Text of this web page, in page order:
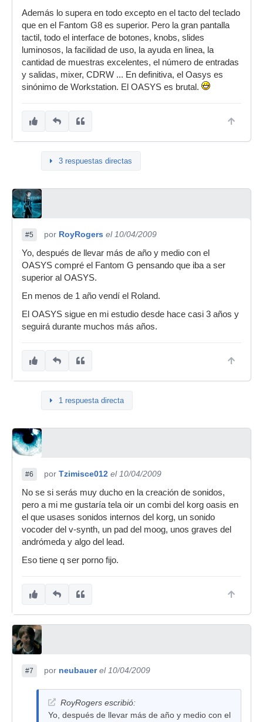
Además lo supera en todo excepto en el tacto del teclado
que en el Fantom G8 es superior. Pero la gran pantalla
tactil, todo el interface de botones, knobs, slides
luminosos, la facilidad de uso, la ayuda en linea, la
cantidad de muestras excelentes, el número de entradas
y salidas, mixer, CDRW ... En definitiva, el Oasys es
sinónimo de Workstation. El OASYS es brutal.
3 respuestas directas
#5 por RoyRogers el 10/04/2009
Yo, después de llevar más de año y medio con el
OASYS compré el Fantom G pensando que iba a ser
superior al OASYS.
En menos de 1 año vendí el Roland.
El OASYS sigue en mi estudio desde hace casi 3 años y
seguirá durante muchos más años.
1 respuesta directa
#6 por Tzimisce012 el 10/04/2009
No se si serás muy ducho en la creación de sonidos,
pero a mi me gustaría tela oir un combi del korg oasis en
el que usases sonidos internos del korg, un sonido
vocoder del v-synth, un pad del moog, unos graves del
andrómeda y algo del lead.
Eso tiene q ser porno fijo.
#7 por neubauer el 10/04/2009
RoyRogers escribió:
Yo, después de llevar más de año y medio con el